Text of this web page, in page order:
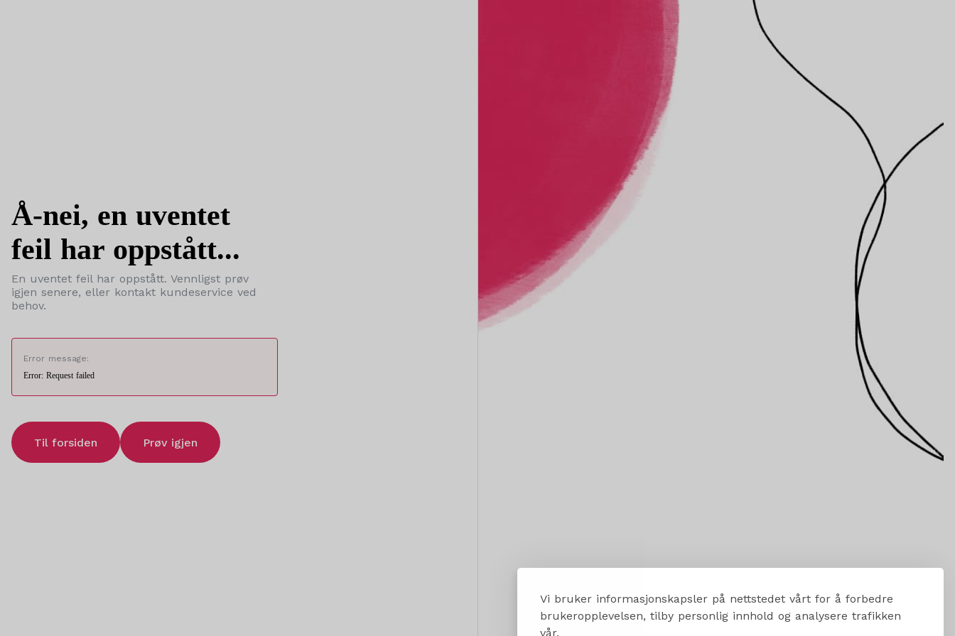
Vi bruker informasjonskapsler på nettstedet vårt for å forbedre
brukeropplevelsen, tilby personlig innhold og analysere trafikken
vår.
Å-nei, en uventet
feil har oppstått...
En uventet feil har oppstått. Vennligst prøv
igjen senere, eller kontakt kundeservice ved
behov.
Error message:
Error: Request failed
Til forsiden Prøv igjen